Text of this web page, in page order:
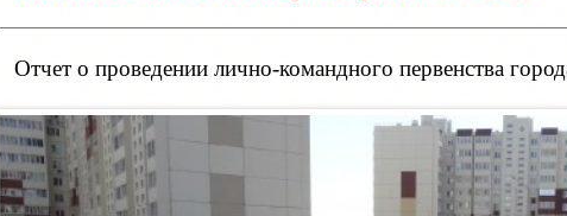
Отчет о проведении лично-командного первенства